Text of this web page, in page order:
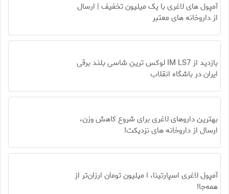
آمپول های لاغری با یک میلیون تخفیف | ارسال
از داروخانه های معتبر
بازدید از IM LS7 لوکس ترین شاسی بلند برقی
ایران در باشگاه انقلاب
بهترین داروهای لاغری برای شروع کاهش وزن،
ارسال از داروخانه های نزدیکت!
آمپول لاغری اسپارتینا، ا میلیون تومان ارزان‌تر از
همه‌جا!